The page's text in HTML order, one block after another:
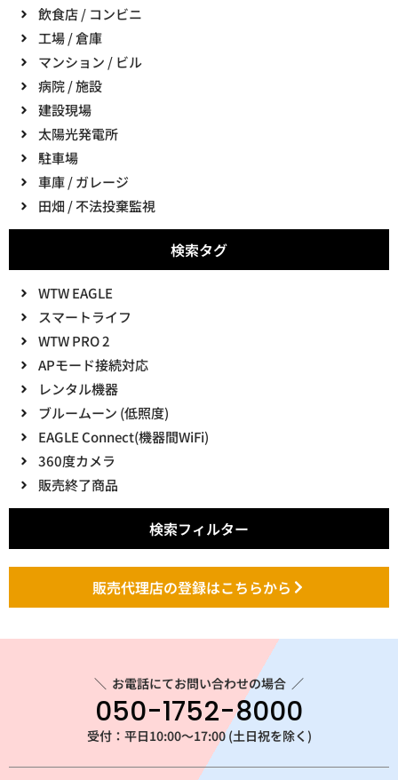
飲食店 / コンビニ
工場 / 倉庫
マンション / ビル
病院 / 施設
建設現場
太陽光発電所
駐車場
車庫 / ガレージ
田畑 / 不法投棄監視
検索タグ
WTW EAGLE
スマートライフ
WTW PRO 2
APモード接続対応
レンタル機器
ブルームーン (低照度)
EAGLE Connect(機器間WiFi)
360度カメラ
販売終了商品
検索フィルター
販売代理店の登録はこちらから
＼ お電話にてお問い合わせの場合 ／
050-1752-8000
受付：平日10:00～17:00 (土日祝を除く)